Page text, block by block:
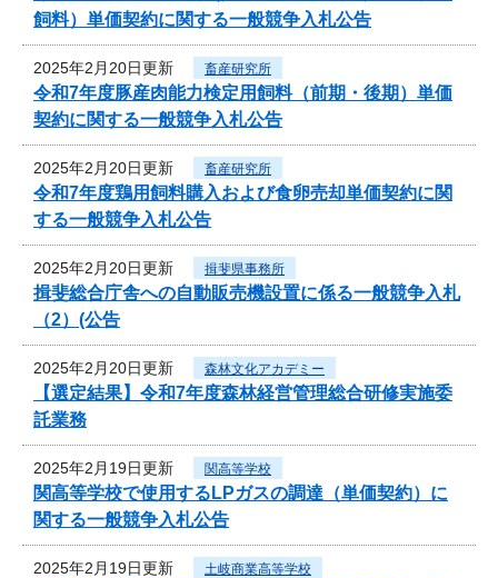
飼料）単価契約に関する一般競争入札公告
2025年2月20日更新 畜産研究所
令和7年度豚産肉能力検定用飼料（前期・後期）単価
契約に関する一般競争入札公告
2025年2月20日更新 畜産研究所
令和7年度鶏用飼料購入および食卵売却単価契約に関
する一般競争入札公告
2025年2月20日更新 揖斐県事務所
揖斐総合庁舎への自動販売機設置に係る一般競争入札
（2）(公告
2025年2月20日更新 森林文化アカデミー
【選定結果】令和7年度森林経営管理総合研修実施委
託業務
2025年2月19日更新 関高等学校
関高等学校で使用するLPガスの調達（単価契約）に
関する一般競争入札公告
2025年2月19日更新 土岐商業高等学校